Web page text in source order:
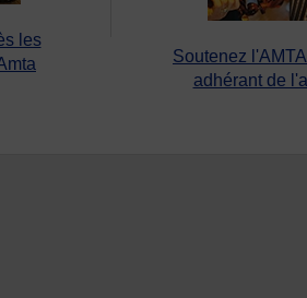
les
Soutenez
adhérant de